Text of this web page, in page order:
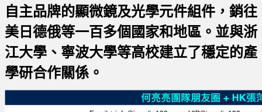
自主品牌的顯微鏡及光學元件組件，銷往
美日德俄等一百多個國家和地區。 並與浙
江大學、寧波大學等高校建立了穩定的產
學研合作關係。